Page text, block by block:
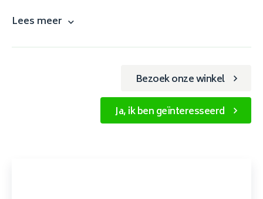
Lees meer
Bezoek onze winkel
Ja, ik ben geïnteresseerd